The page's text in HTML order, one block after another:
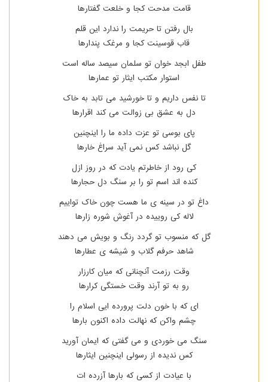
قامت مدحت کجا و خلعت گفتارها
بال رفتن تا حریمت را ندارد این قلم
قاب قوسینت کجا و مرغک پندارها
طفل ابجد خوان تو سلمان سیصد ساله است
استوار مکتب ایثار تو عمارها
تا نفس داریم و تا خورشید می تابد به خاک
دل به عشق بی زوالت می کند اقرارها
پای بوسی تو عزت داده ما را اینچنین
گل نباشد کس نمی آید سراغ خارها
کی رود از خاطرتم یادت که در روز ازل
کنده اند اسم تو را بر سنگ دل حجارها
داغ تو در سینه ی ما هست چون خاک تواییم
لاله کی روییده در آغوش شوره زارها
گل که منسوب تو گردد رنگ و بویش می دهند
شاهد حرفم گلاب و شیشه ی عطارها
وقت رزمت آنچنانی که میان کارزار
رو به تو آرند وقت خستگی کرارها
ای که با خون دلت پرورده ایی اسلام را
چشم واکن که نهالت داده اکنون بارها
سنگ می خوردی و می گفتی که ایمان آورید
کس ندیده از رسولی اینچنین ایثارها
با عیادت از کسی که بارها آزرده ات